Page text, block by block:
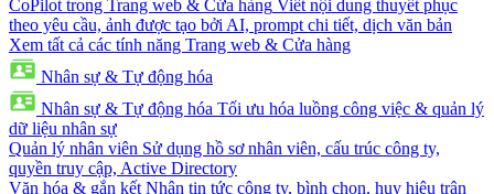
CoPilot trong Trang web & Cửa hàng Viết nội dung thuyết phục
theo yêu cầu, ảnh được tạo bởi AI, prompt chi tiết, dịch văn bản
Xem tất cả các tính năng Trang web & Cửa hàng
Nhân sự & Tự động hóa
Nhân sự & Tự động hóa Tối ưu hóa luồng công việc & quản lý
dữ liệu nhân sự
Quản lý nhân viên Sử dụng hồ sơ nhân viên, cấu trúc công ty,
quyền truy cập, Active Directory
Văn hóa & gắn kết Nhận tin tức công ty, bình chọn, huy hiệu trân